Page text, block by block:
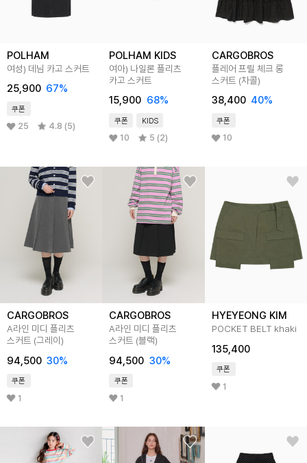
POLHAM
여성) 데님 카고 스커트
25,900 67%
쿠폰
25 4.8 (5)
POLHAM KIDS
여아) 나일론 플리츠
카고 스커트
15,900 68%
쿠폰 KIDS
10 5 (2)
CARGOBROS
플레어 프릴 체크 롱
스커트 (차콜)
38,400 40%
쿠폰
10
CARGOBROS
A라인 미디 플리츠
스커트 (그레이)
94,500 30%
쿠폰
1
CARGOBROS
A라인 미디 플리츠
스커트 (블랙)
94,500 30%
쿠폰
1
HYEYEONG KIM
POCKET BELT khaki
135,400
쿠폰
1